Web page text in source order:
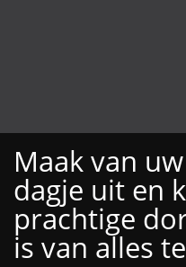
Maak van
dagje uit en
prachtige
is van alles